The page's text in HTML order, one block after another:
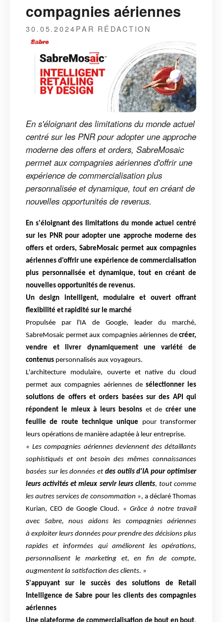
compagnies aériennes
30.05.2024PAR RÉDACTION
En s'éloignant des limitations du monde actuel
centré sur les PNR pour adopter une approche
moderne des offers et orders, SabreMosaic
permet aux compagnies aériennes d'offrir une
expérience de commercialisation plus
personnalisée et dynamique, tout en créant de
nouvelles opportunités de revenus.
En s'éloignant des limitations du monde actuel centré
sur les PNR pour adopter une approche moderne des
offers et orders, SabreMosaic permet aux compagnies
aériennes d'offrir une expérience de commercialisation
plus personnalisée et dynamique, tout en créant de
nouvelles opportunités de revenus.
Un design intelligent, modulaire et ouvert offrant
flexibilité et rapidité sur le marché
Propulsée par l'IA de Google, leader du marché,
SabreMosaic permet aux compagnies aériennes de créer,
vendre et livrer dynamiquement une variété de
contenus personnalisés aux voyageurs.
L'architecture modulaire, ouverte et native du cloud
permet aux compagnies aériennes de sélectionner les
solutions de offers et orders basées sur des API qui
répondent le mieux à leursbesoins et de créer une
feuille de route technique unique pour transformer
leurs opérations de manière adaptée à leur entreprise.
« Les compagnies aériennes deviennent des détaillants
sophistiqués et ont besoin des mêmes connaissances
basées sur les données et des outils d'IA pour optimiser
leurs activités et mieux servir leurs clients, tout comme
les autres services de consommation », a déclaré Thomas
Kurian,CEO de Google Cloud. « Grâce à notre travail
avec Sabre, nous aidons les compagnies aériennes
à exploiter leurs données pour prendre des décisions plus
rapides et informées qui améliorent les opérations,
personnalisent le marketing et, en fin de compte,
augmentent la satisfaction des clients. »
S'appuyant sur le succès des solutions de Retail
Intelligence de Sabre pour les clients des compagnies
aériennes